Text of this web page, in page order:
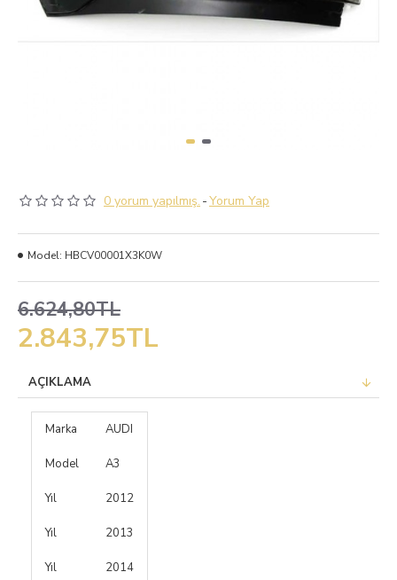
0 yorum yapılmış. -Yorum Yap
2.843,75TL
6.624,80TL
Model: HBCV00001X3K0W
AÇIKLAMA
Marka AUDI
Model A3
Yıl 2012
Yıl 2013
Yıl 2014